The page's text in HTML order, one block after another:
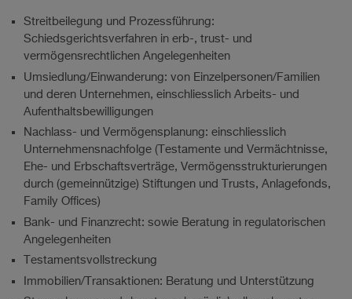
Streitbeilegung und Prozessführung:
Schiedsgerichtsverfahren in erb-, trust- und
vermögensrechtlichen Angelegenheiten
Umsiedlung/Einwanderung: von Einzelpersonen/Familien
und deren Unternehmen, einschliesslich Arbeits- und
Aufenthaltsbewilligungen
Nachlass- und Vermögensplanung: einschliesslich
Unternehmensnachfolge (Testamente und Vermächtnisse,
Ehe- und Erbschaftsverträge, Vermögensstrukturierungen
durch (gemeinnützige) Stiftungen und Trusts, Anlagefonds,
Family Offices)
Bank- und Finanzrecht: sowie Beratung in regulatorischen
Angelegenheiten
Testamentsvollstreckung
Immobilien/Transaktionen: Beratung und Unterstützung